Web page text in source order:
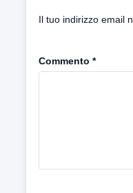
Il tuo indirizzo email
Commento *